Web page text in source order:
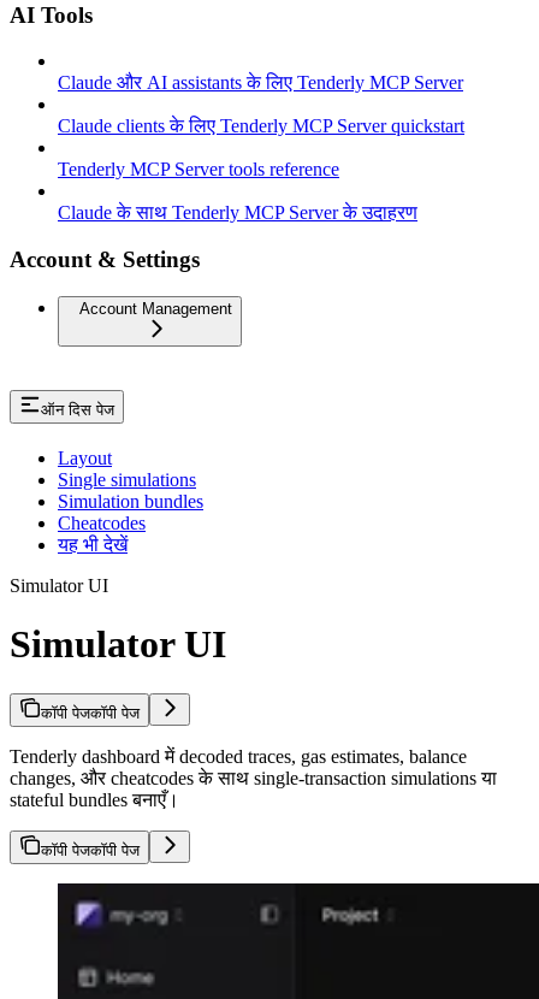
AI Tools
Claude और AI assistants के लिए Tenderly MCP Server
Claude clients के लिए Tenderly MCP Server quickstart
Tenderly MCP Server tools reference
Claude के साथ Tenderly MCP Server के उदाहरण
Account & Settings
Account Management
ऑन दिस पेज
Layout
Single simulations
Simulation bundles
Cheatcodes
यह भी देखें
Simulator UI
Simulator UI
कॉपी पेजकॉपी पेज
Tenderly dashboard में decoded traces, gas estimates, balance
changes, और cheatcodes के साथ single-transaction simulations या
stateful bundles बनाएँ।
कॉपी पेजकॉपी पेज